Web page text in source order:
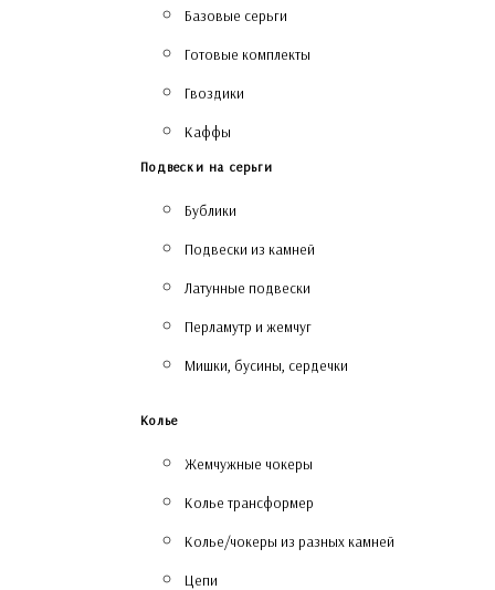
Базовые серьги
Готовые комплекты
Гвоздики
Каффы
Подвески на серьги
Бублики
Подвески из камней
Латунные подвески
Перламутр и жемчуг
Мишки, бусины, сердечки
Колье
Жемчужные чокеры
Колье трансформер
Колье/чокеры из разных камней
Цепи